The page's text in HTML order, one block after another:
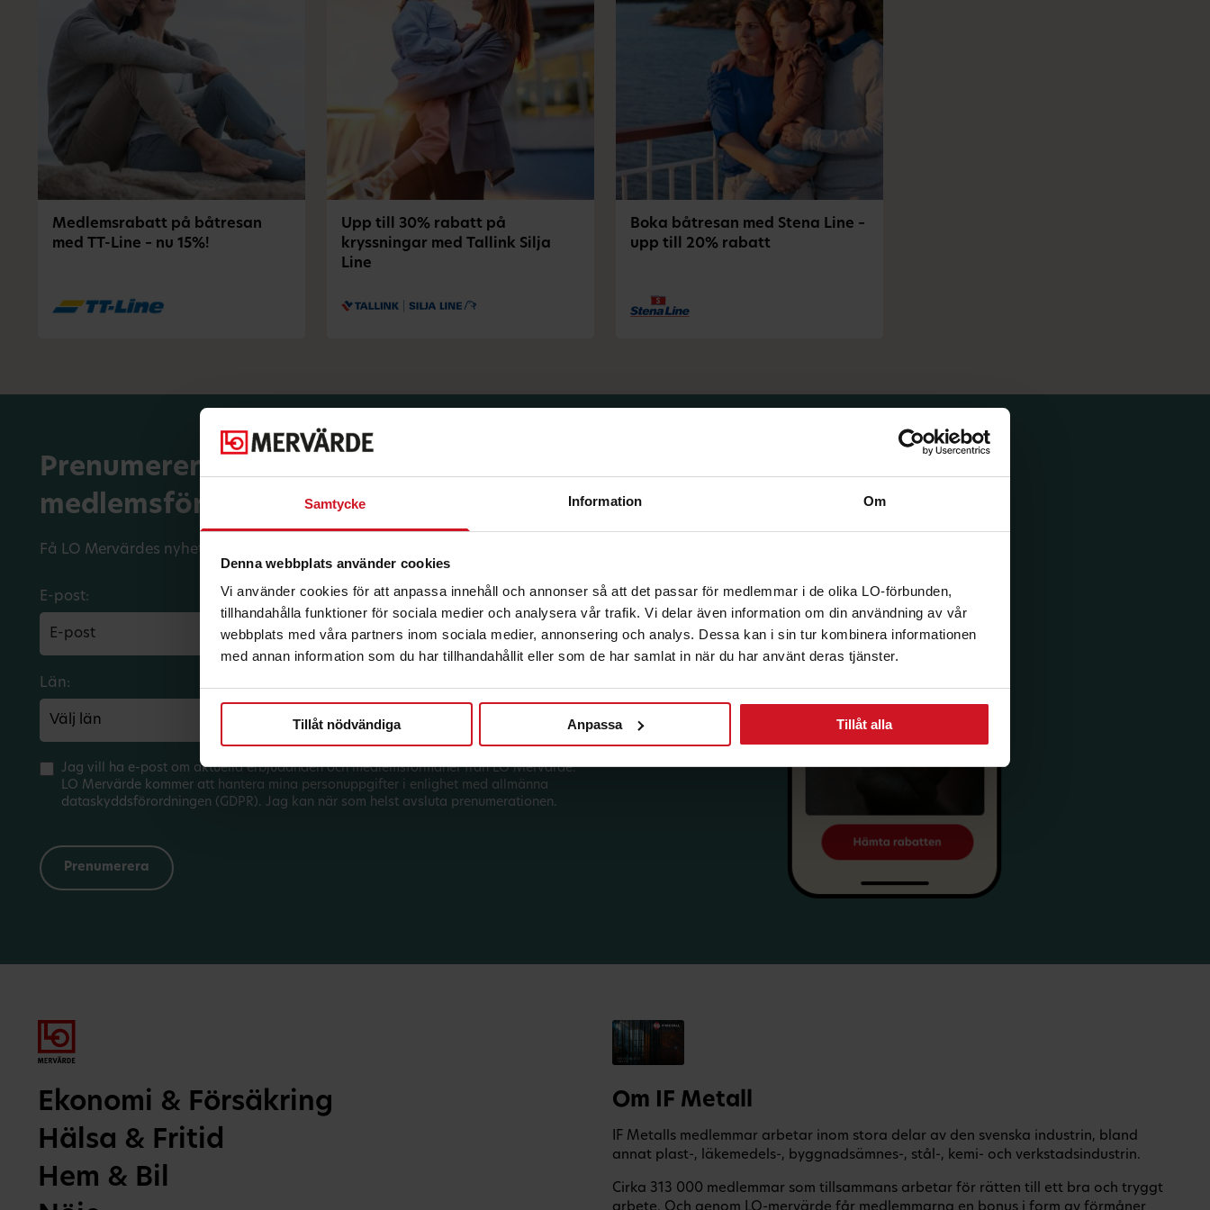
Samtycke Information Om
Denna webbplats använder cookies
Vi använder cookies för att anpassa innehåll och annonser så att det passar för medlemmar i de olika LO-förbunden,
tillhandahålla funktioner för sociala medier och analysera vår trafik. Vi delar även information om din användning av vår
webbplats med våra partners inom sociala medier, annonsering och analys. Dessa kan i sin tur kombinera informationen
med annan information som du har tillhandahållit eller som de har samlat in när du har använt deras tjänster.
Tillåt nödvändiga Anpassa Tillåt alla
Medlemsrabatt på båtresan
med TT-Line – nu 15%!
Upp till 30% rabatt på
kryssningar med Tallink Silja
Line
Boka båtresan med Stena Line –
upp till 20% rabatt
Prenumerera på dina
medlemsförmåner.
Få LO Mervärdes nyhetsbrev varje månad till din inkorg.
E-post:
Län:
Jag vill ha e-post om aktuella erbjudanden och medlemsförmåner från LO Mervärde.
LO Mervärde kommer att hantera mina personuppgifter i enlighet med allmänna
dataskyddsförordningen (GDPR). Jag kan när som helst avsluta prenumerationen.
Ekonomi & Försäkring
Hälsa & Fritid
Hem & Bil
Om IF Metall
IF Metalls medlemmar arbetar inom stora delar av den svenska industrin, bland
annat plast-, läkemedels-, byggnadsämnes-, stål-, kemi- och verkstadsindustrin.
Cirka 313 000 medlemmar som tillsammans arbetar för rätten till ett bra och tryggt